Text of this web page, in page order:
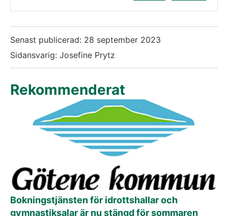
Senast publicerad: 28 september 2023
Sidansvarig: Josefine Prytz
Rekommenderat
Bokningstjänsten för idrottshallar och
gymnastiksalar är nu stängd för sommaren